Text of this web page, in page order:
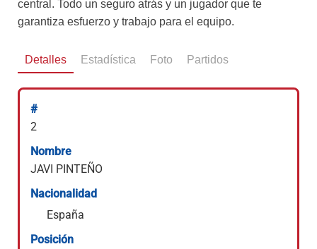
central. Todo un seguro atrás y un jugador que te
garantiza esfuerzo y trabajo para el equipo.
Detalles Estadística Foto Partidos
#
2
Nombre
JAVI PINTEÑO
Nacionalidad
España
Posición